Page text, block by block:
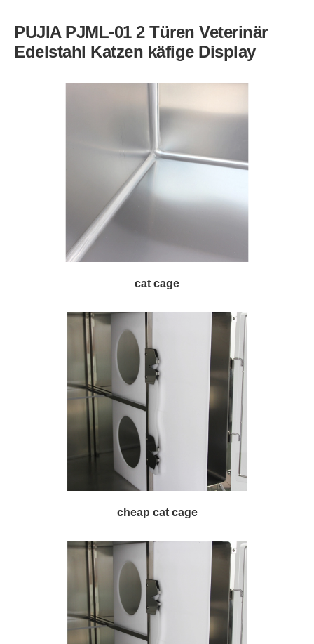
PUJIA PJML-01 2 Türen Veterinär
Edelstahl Katzen käfige Display
cat cage
cheap cat cage